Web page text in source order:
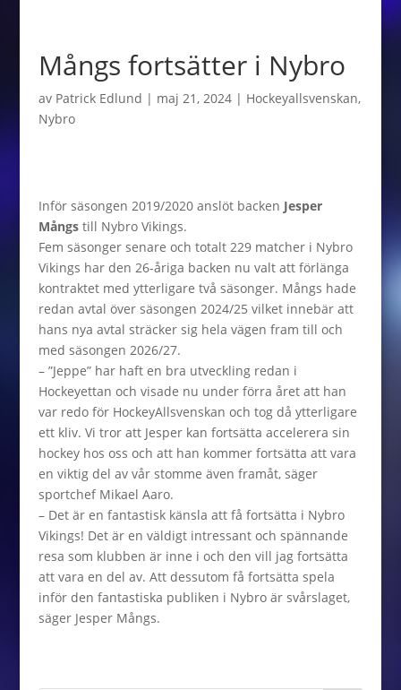
Mångs fortsätter i Nybro
av Patrick Edlund | maj 21, 2024| Hockeyallsvenskan,
Nybro
Inför säsongen 2019/2020 anslöt backen Jesper
Mångstill Nybro Vikings.
Fem säsonger senare och totalt 229 matcher i Nybro
Vikings har den 26-åriga backen nu valt att förlänga
kontraktet med ytterligare två säsonger. Mångs hade
redan avtal över säsongen 2024/25 vilket innebär att
hans nya avtal sträcker sig hela vägen fram till och
med säsongen 2026/27.
– ”Jeppe” har haft en bra utveckling redan i
Hockeyettan och visade nu under förra året att han
var redo för HockeyAllsvenskan och tog då ytterligare
ett kliv. Vi tror att Jesper kan fortsätta accelerera sin
hockey hos oss och att han kommer fortsätta att vara
en viktig del av vår stomme även framåt, säger
sportchef Mikael Aaro.
– Det är en fantastisk känsla att få fortsätta i Nybro
Vikings! Det är en väldigt intressant och spännande
resa som klubben är inne i och den vill jag fortsätta
att vara en del av. Att dessutom få fortsätta spela
inför den fantastiska publiken i Nybro är svårslaget,
säger Jesper Mångs.